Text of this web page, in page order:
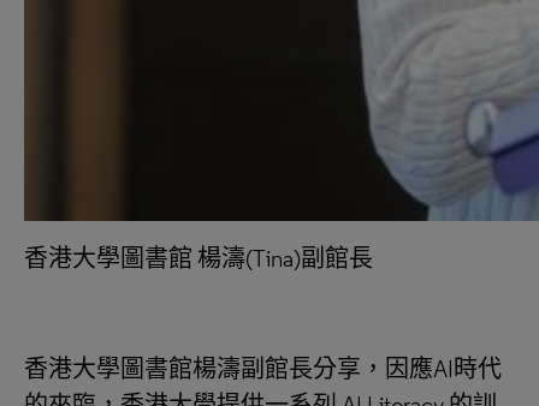
香港大學圖書館 楊濤(Tina)副館長
香港大學圖書館楊濤副館長分享，因應AI時代